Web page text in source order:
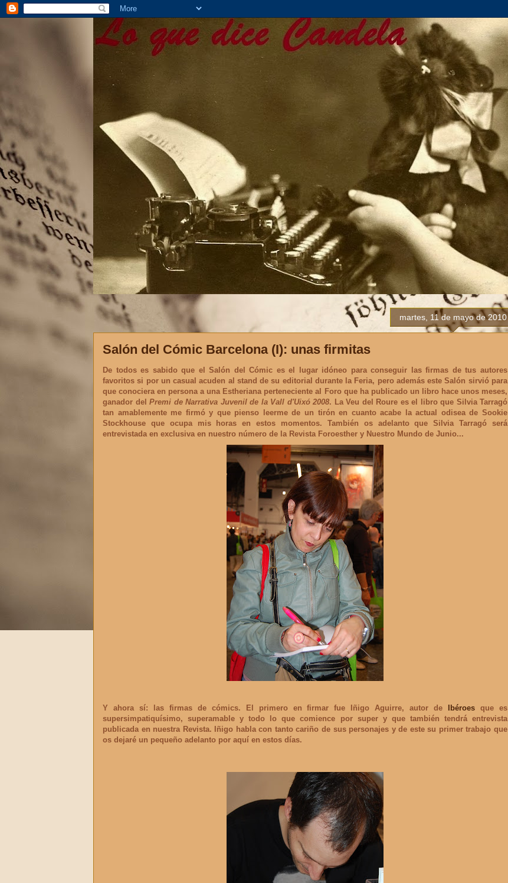
martes, 11 de mayo de 2010
Salón del Cómic Barcelona (I): unas firmitas
De todos es sabido que el Salón del Cómic es el lugar idóneo para conseguir las firmas de tus autores
favoritos si por un casual acuden al stand de su editorial durante la Feria, pero además este Salón sirvió para
que conociera en persona a una Estheriana perteneciente al Foro que ha publicado un libro hace unos meses,
ganador del Premi de Narrativa Juvenil de la Vall d'Uixó 2008. La Veu del Roure es el libro que Silvia Tarragó
tan amablemente me firmó y que pienso leerme de un tirón en cuanto acabe la actual odisea de Sookie
Stockhouse que ocupa mis horas en estos momentos. También os adelanto que Silvia Tarragó será
entrevistada en exclusivaen nuestro número de la Revista Foroesther y Nuestro Mundo de Junio...
Y ahora sí: las firmas de cómics. El primero en firmar fue Iñigo Aguirre, autor de Ibéroes que es
supersimpatiquísimo, superamable y todo lo que comience por super y que también tendrá entrevista
publicada en nuestra Revista. Iñigo habla con tanto cariño de sus personajes y de este su primer trabajo que
os dejaré un pequeño adelanto por aquí en estos días.